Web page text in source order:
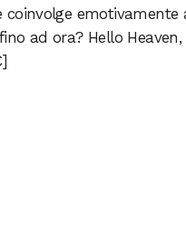
coinvolge emotivamente
ad ora? Hello